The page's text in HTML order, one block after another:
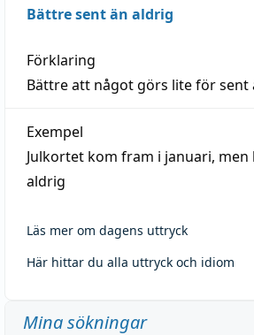
Bättre sent än aldrig
Förklaring
Bättre att något görs lite för sent
Exempel
Julkortet kom fram i januari,
aldrig
Läs mer om dagens uttryck
Här hittar du alla uttryck och idiom
Mina sökningar